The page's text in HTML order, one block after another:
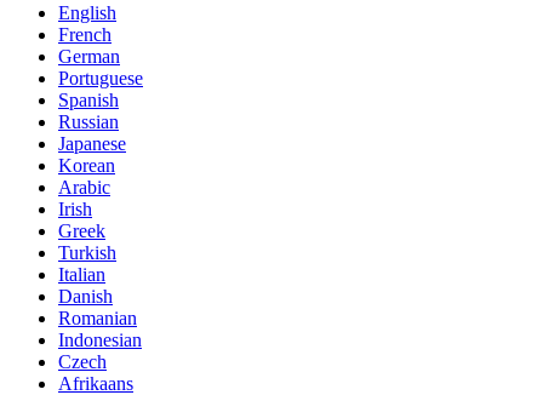
English
French
German
Portuguese
Spanish
Russian
Japanese
Korean
Arabic
Irish
Greek
Turkish
Italian
Danish
Romanian
Indonesian
Czech
Afrikaans